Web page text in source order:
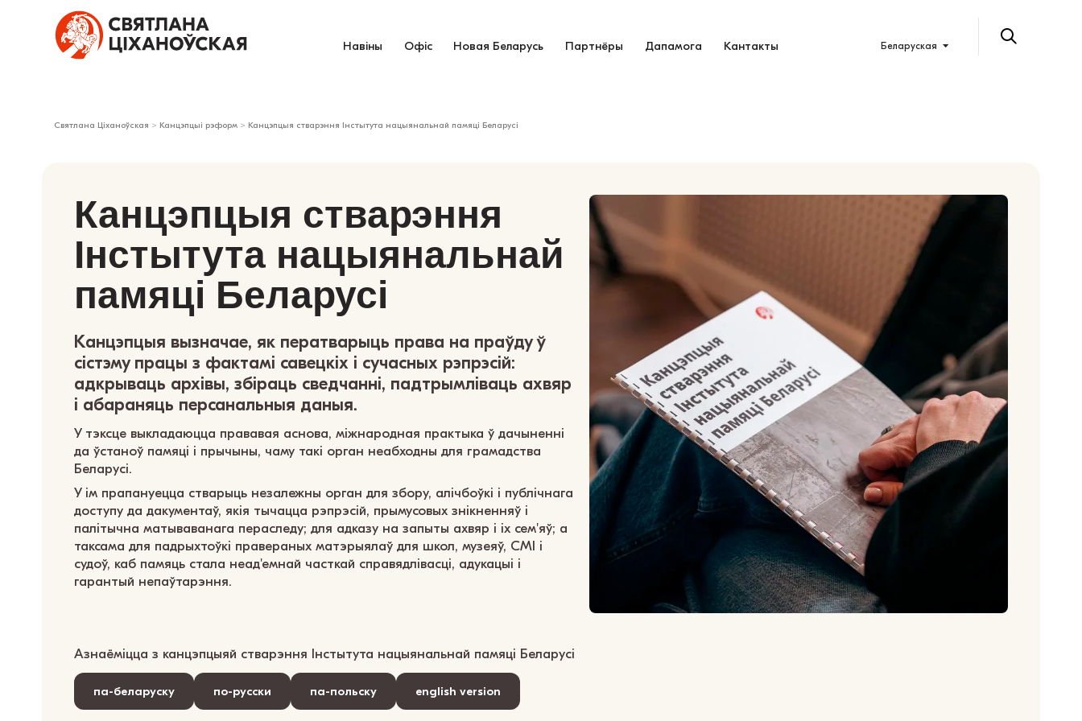
Навіны Офіс Новая Беларусь Партнёры Дапамога Кантакты Беларуская
Святлана Ціханоўская > Канцэпцыі рэформ > Канцэпцыя стварэння Інстытута нацыянальнай памяці Беларусі
Канцэпцыя стварэння
Інстытута нацыянальнай
памяці Беларусі
Канцэпцыя вызначае, як ператварыць права на праўду ў
сістэму працы з фактамі савецкіх і сучасных рэпрэсій:
адкрываць архівы, збіраць сведчанні, падтрымліваць ахвяр
і абараняць персанальныя даныя.
У тэксце выкладаюцца прававая аснова, міжнародная практыка ў дачыненні
да ўстаноў памяці і прычыны, чаму такі орган неабходны для грамадства
Беларусі.
У ім прапануецца стварыць незалежны орган для збору, алічбоўкі і публічнага
доступу да дакументаў, якія тычацца рэпрэсій, прымусовых знікненняў і
палітычна матываванага пераследу; для адказу на запыты ахвяр і іх сем'яў; а
таксама для падрыхтоўкі правераных матэрыялаў для школ, музеяў, СМІ і
судоў, каб памяць стала неад'емнай часткай справядлівасці, адукацыі і
гарантый непаўтарэння.
Азнаёміцца з канцэпцыяй стварэння Інстытута нацыянальнай памяці Беларусі
па-беларуску по-русски па-польску english version